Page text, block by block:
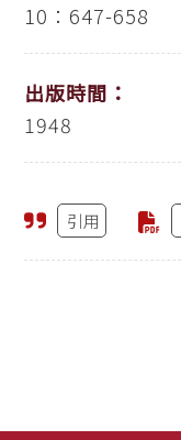
10：647-658
出版時間：
1948
引用